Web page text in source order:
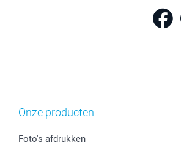
Onze producten
Foto's afdrukken